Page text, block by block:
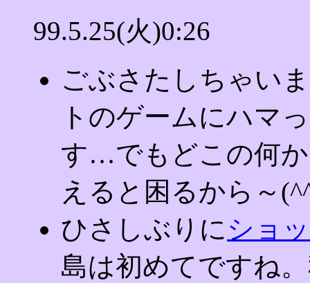
99.5.25(火)0:26
ごぶさたしちゃい
トのゲームにハマ
す…でもどこの何
えると困るから～
ひさしぶりにショ
島は初めてですね